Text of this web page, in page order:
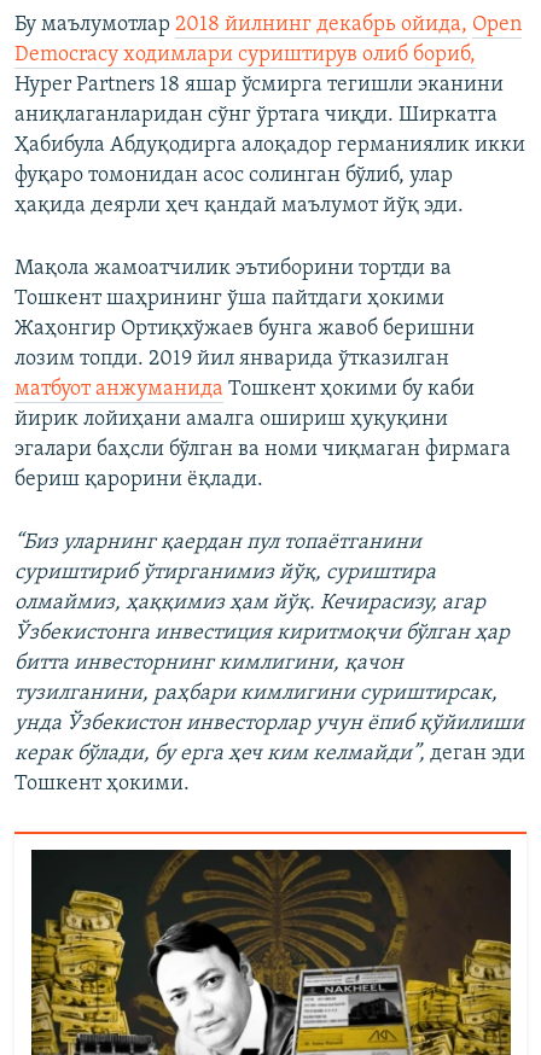
Бу маълумотлар 2018 йилнинг декабрь ойида, Open
Democracy ходимлари суриштирув олиб бориб,
Hyper Partners 18 яшар ўсмирга тегишли эканини
аниқлаганларидан сўнг ўртага чиқди. Ширкатга
Ҳабибула Абдуқодирга алоқадор германиялик икки
фуқаро томонидан асос солинган бўлиб, улар
ҳақида деярли ҳеч қандай маълумот йўқ эди.
Мақола жамоатчилик эътиборини тортди ва
Тошкент шаҳрининг ўша пайтдаги ҳокими
Жаҳонгир Ортиқхўжаев бунга жавоб беришни
лозим топди. 2019 йил январида ўтказилган
матбуот анжуманида Тошкент ҳокими бу каби
йирик лойиҳани амалга ошириш ҳуқуқини
эгалари баҳсли бўлган ва номи чиқмаган фирмага
бериш қарорини ёқлади.
“Биз уларнинг қаердан пул топаётганини
суриштириб ўтирганимиз йўқ, суриштира
олмаймиз, ҳаққимиз ҳам йўқ. Кечирасизу, агар
Ўзбекистонга инвестиция киритмоқчи бўлган ҳар
битта инвесторнинг кимлигини, қачон
тузилганини, раҳбари кимлигини суриштирсак,
унда Ўзбекистон инвесторлар учун ёпиб қўйилиши
керак бўлади, бу ерга ҳеч ким келмайди”, деган эди
Тошкент ҳокими.